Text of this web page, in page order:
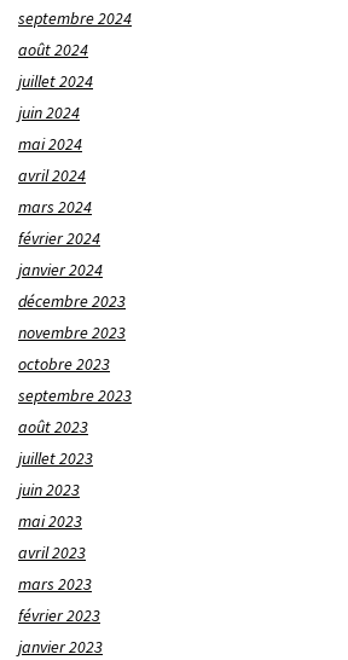
septembre 2024
août 2024
juillet 2024
juin 2024
mai 2024
avril 2024
mars 2024
février 2024
janvier 2024
décembre 2023
novembre 2023
octobre 2023
septembre 2023
août 2023
juillet 2023
juin 2023
mai 2023
avril 2023
mars 2023
février 2023
janvier 2023